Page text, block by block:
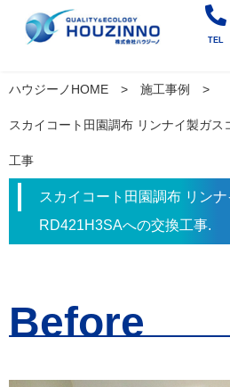
TEL
ハウジーノHOME 施工事例
スカイコート田園調布 リンナイ製ガ
工事
スカイコート田園調布 リン
RD421H3SAへの交換工事.
Before